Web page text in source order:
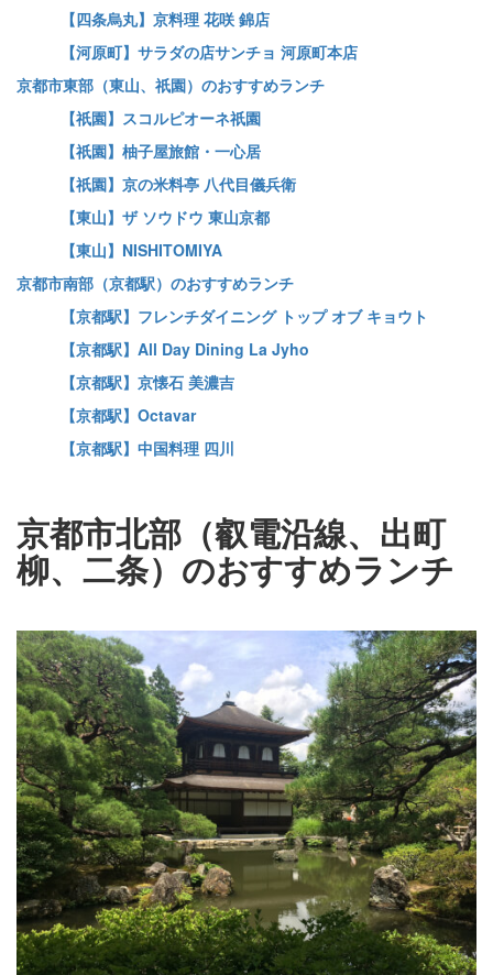
【四条烏丸】京料理 花咲 錦店
【河原町】サラダの店サンチョ 河原町本店
京都市東部（東山、祇園）のおすすめランチ
【祇園】スコルピオーネ祇園
【祇園】柚子屋旅館・一心居
【祇園】京の米料亭 八代目儀兵衛
【東山】ザ ソウドウ 東山京都
【東山】NISHITOMIYA
京都市南部（京都駅）のおすすめランチ
【京都駅】フレンチダイニング トップ オブ キョウト
【京都駅】All Day Dining La Jyho
【京都駅】京懐石 美濃吉
【京都駅】Octavar
【京都駅】中国料理 四川
京都市北部（叡電沿線、出町
柳、二条）のおすすめランチ